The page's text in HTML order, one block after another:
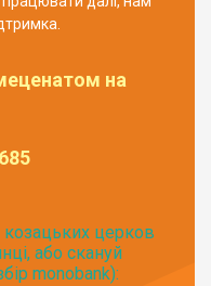
на
церков
або скануй
monobank):